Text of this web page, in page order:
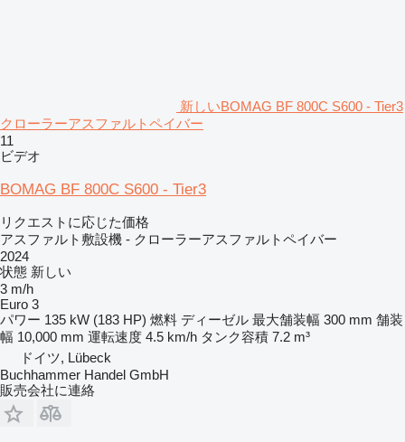
新しいBOMAG BF 800C S600 - Tier3
クローラーアスファルトペイバー
11
ビデオ
BOMAG BF 800C S600 - Tier3
リクエストに応じた価格
アスファルト敷設機 - クローラーアスファルトペイバー
2024
状態 新しい
3 m/h
Euro 3
パワー 135 kW (183 HP) 燃料 ディーゼル 最大舗装幅 300 mm 舗装
幅 10,000 mm 運転速度 4.5 km/h タンク容積 7.2 m³
ドイツ, Lübeck
Buchhammer Handel GmbH
販売会社に連絡